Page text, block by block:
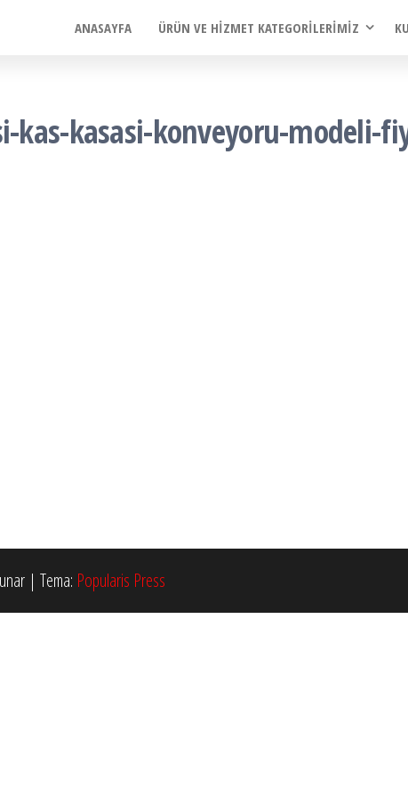
ANASAYFA ÜRÜN VE HIZMET KATEGORILERIMIZ
kas-kasasi-konveyoru-modeli-
| Tema: Popularis Press